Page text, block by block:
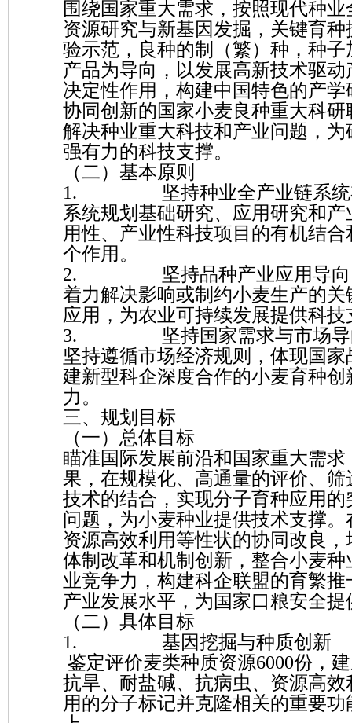
围绕国家重大需求，按照现代种
资源研究与新基因发掘，关键育
验示范，良种的制（繁）种，种
产品为导向，以发展高新技术驱
决定性作用，构建中国特色的产
协同创新的国家小麦良种重大科
解决种业重大科技和产业问题，
强有力的科技支撑。
（二）基本原则
1. 坚持种业全产业链系统
系统规划基础研究、应用研究和
用性、产业性科技项目的有机结
个作用。
2. 坚持品种产业应用导向
着力解决影响或制约小麦生产的
应用，为农业可持续发展提供科技
3. 坚持国家需求与市场导
坚持遵循市场经济规则，体现国
建新型科企深度合作的小麦育种
力。
三、规划目标
（一）总体目标
瞄准国际发展前沿和国家重大需
果，在规模化、高通量的评价、
技术的结合，实现分子育种应用
问题，为小麦种业提供技术支撑
资源高效利用等性状的协同改良
体制改革和机制创新，整合小麦
业竞争力，构建科企联盟的育繁
产业发展水平，为国家口粮安全
（二）具体目标
1. 基因挖掘与种质创新
鉴定评价麦类种质资源6000份，
抗旱、耐盐碱、抗病虫、资源高
用的分子标记并克隆相关的重要